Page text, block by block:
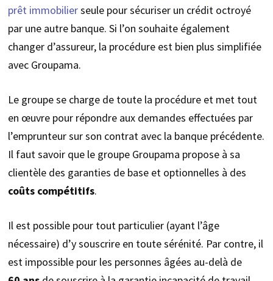
prêt immobilierseule pour sécuriser un crédit octroyé
par une autre banque. Si l’on souhaite également
changer d’assureur, la procédure est bien plus simplifiée
avec Groupama.
Le groupe se charge de toute la procédure et met tout
en œuvre pour répondre aux demandes effectuées par
l’emprunteur sur son contrat avec la banque précédente.
Il faut savoir que le groupe Groupama propose à sa
clientèle des garanties de base et optionnelles à des
coûts compétitifs.
Il est possible pour tout particulier (ayant l’âge
nécessaire) d’y souscrire en toute sérénité. Par contre, il
est impossible pour les personnes âgées au-delà de